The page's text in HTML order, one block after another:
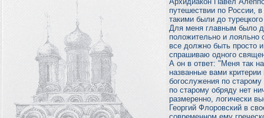
путешествии по России,
такими были до
Для меня главным было
положительно и
все должно быть просто
спрашиваю одного
А он в ответ: "Меня так
названные вами
богослужения по
по старому обряду нет
размеренно, логически
Георгий Флоровский в